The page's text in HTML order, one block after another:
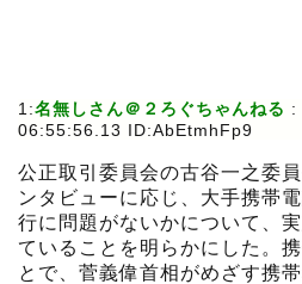
1:名無しさん＠２ろぐちゃんねる :
06:55:56.13 ID:AbEtmhFp9
公正取引委員会の古谷一之委
ンタビューに応じ、大手携帯
行に問題がないかについて、
ていることを明らかにした。
とで、菅義偉首相がめざす携